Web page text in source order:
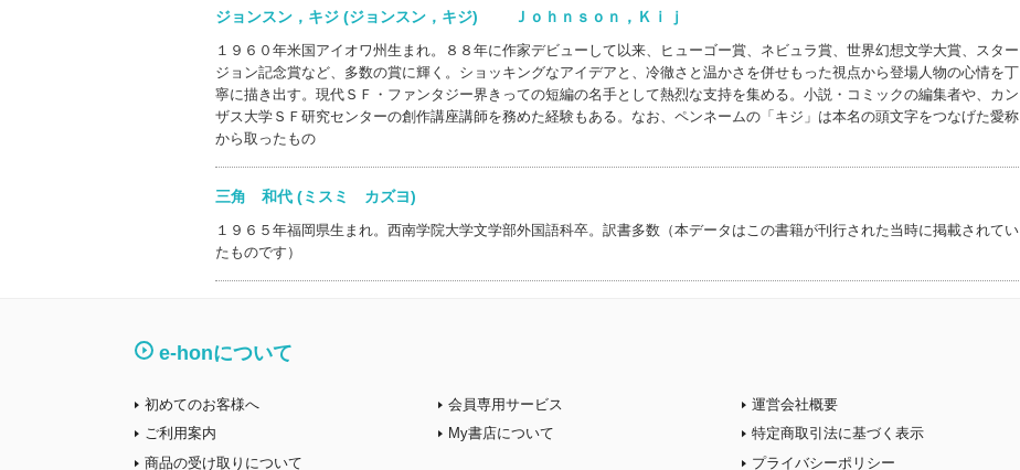
ジョンスン，キジ (ジョンスン，キジ) Ｊｏｈｎｓｏｎ，Ｋｉｊ
１９６０年米国アイオワ州生まれ。８８年に作家デビューして以来、ヒューゴー賞、ネビュラ賞、世界幻想文学大賞、スター
ジョン記念賞など、多数の賞に輝く。ショッキングなアイデアと、冷徹さと温かさを併せもった視点から登場人物の心情を丁
寧に描き出す。現代ＳＦ・ファンタジー界きっての短編の名手として熱烈な支持を集める。小説・コミックの編集者や、カン
ザス大学ＳＦ研究センターの創作講座講師を務めた経験もある。なお、ペンネームの「キジ」は本名の頭文字をつなげた愛称
から取ったもの
三角 和代 (ミスミ カズヨ)
１９６５年福岡県生まれ。西南学院大学文学部外国語科卒。訳書多数（本データはこの書籍が刊行された当時に掲載されてい
たものです）
e-honについて
初めてのお客様へ
ご利用案内
商品の受け取りについて
会員専用サービス
My書店について
運営会社概要
特定商取引法に基づく表示
プライバシーポリシー